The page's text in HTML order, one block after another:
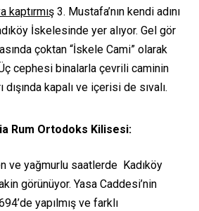
kaptırmış 3. Mustafa’nın kendi adını
İskelesinde yer alıyor. Gel gör
çoktan “İskele Cami” olarak
cephesi binalarla çevrili caminin
dışında kapalı ve içerisi de sıvalı.
Rum Ortodoks Kilisesi:
ve yağmurlu saatlerde Kadıköy
görünüyor. Yasa Caddesi’nin
yapılmış ve farklı